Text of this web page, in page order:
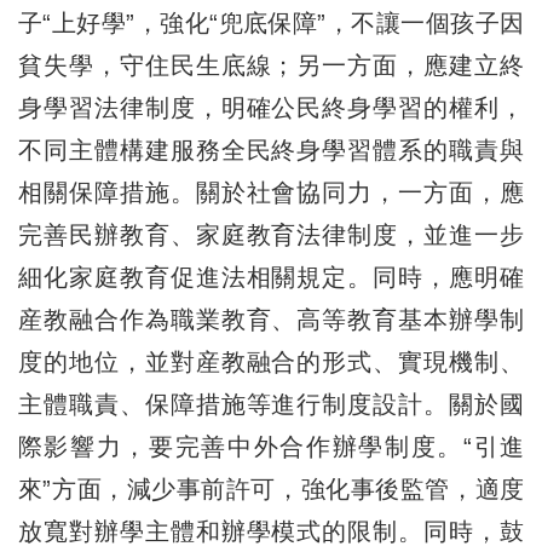
子“上好學”，強化“兜底保障”，不讓一個孩子因
貧失學，守住民生底線；另一方面，應建立終
身學習法律制度，明確公民終身學習的權利，
不同主體構建服務全民終身學習體系的職責與
相關保障措施。關於社會協同力，一方面，應
完善民辦教育、家庭教育法律制度，並進一步
細化家庭教育促進法相關規定。同時，應明確
産教融合作為職業教育、高等教育基本辦學制
度的地位，並對産教融合的形式、實現機制、
主體職責、保障措施等進行制度設計。關於國
際影響力，要完善中外合作辦學制度。“引進
來”方面，減少事前許可，強化事後監管，適度
放寬對辦學主體和辦學模式的限制。同時，鼓